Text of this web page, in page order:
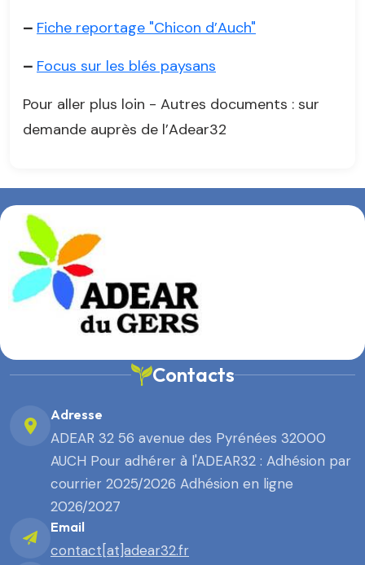
– Fiche reportage "Chicon d’Auch"
– Focus sur les blés paysans
Pour aller plus loin - Autres documents : sur
demande auprès de l’Adear32
Contacts
Adresse
ADEAR 32 56 avenue des Pyrénées 32000
AUCH Pour adhérer à l'ADEAR32 : Adhésion par
courrier 2025/2026 Adhésion en ligne
2026/2027
Email
contact[at]adear32.fr